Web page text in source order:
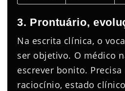
3. Prontuário,
Na escrita clínica, o
ser objetivo. O médico
escrever bonito.
raciocínio, estado